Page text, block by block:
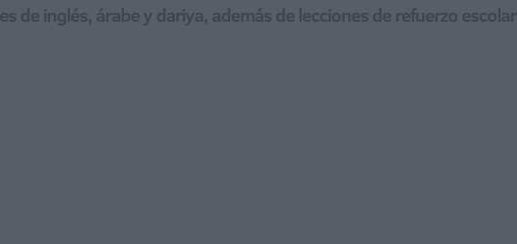
de inglés, árabe y dariya, además de lecciones de refuerzo escolar